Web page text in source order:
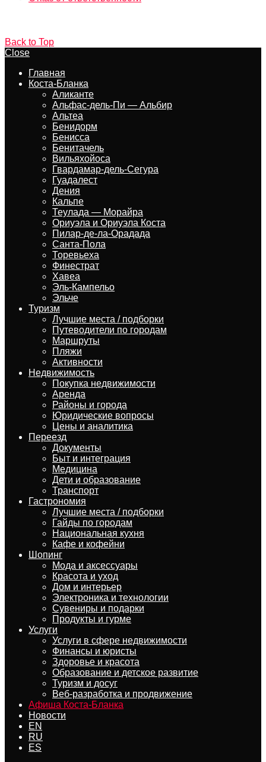
Back to Top
Close
Главная
Коста-Бланка
Аликанте
Альфас-дель-Пи — Альбир
Альтеа
Бенидорм
Бенисса
Бенитачель
Вильяхойоса
Гвардамар-дель-Сегура
Гуадалест
Дения
Кальпе
Теулада — Морайра
Ориуэла и Ориуэла Коста
Пилар-де-ла-Орадада
Санта-Пола
Торевьеха
Финестрат
Хавеа
Эль-Кампельо
Эльче
Туризм
Лучшие места / подборки
Путеводители по городам
Маршруты
Пляжи
Активности
Недвижимость
Покупка недвижимости
Аренда
Районы и города
Юридические вопросы
Цены и аналитика
Переезд
Документы
Быт и интеграция
Медицина
Дети и образование
Транспорт
Гастрономия
Лучшие места / подборки
Гайды по городам
Национальная кухня
Кафе и кофейни
Шопинг
Мода и аксессуары
Красота и уход
Дом и интерьер
Электроника и технологии
Сувениры и подарки
Продукты и гурме
Услуги
Услуги в сфере недвижимости
Финансы и юристы
Здоровье и красота
Образование и детское развитие
Туризм и досуг
Веб-разработка и продвижение
Афиша Коста-Бланка
Новости
EN
RU
ES